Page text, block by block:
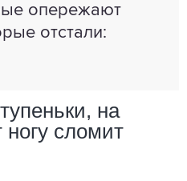
опережают
отстали:
на
ногу сломит